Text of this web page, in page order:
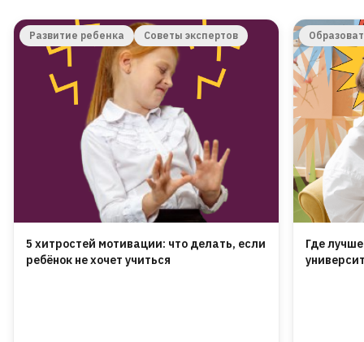
Развитие ребенка Советы экспертов
5 хитростей мотивации: что делать, если
ребёнок не хочет учиться
Где